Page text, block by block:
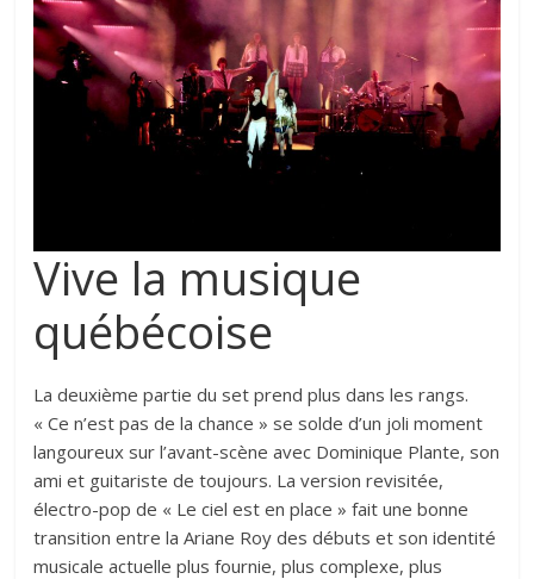
Vive la musique
québécoise
La deuxième partie du set prend plus dans les rangs.
« Ce n’est pas de la chance » se solde d’un joli moment
langoureux sur l’avant-scène avec Dominique Plante, son
ami et guitariste de toujours. La version revisitée,
électro-pop de « Le ciel est en place » fait une bonne
transition entre la Ariane Roy des débuts et son identité
musicale actuelle plus fournie, plus complexe, plus